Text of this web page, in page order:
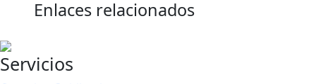
Enlaces relacionados
Servicios